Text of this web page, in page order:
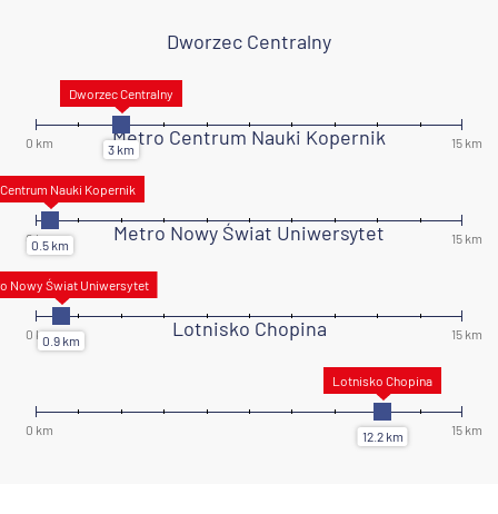
Dworzec Centralny
Metro Centrum Nauki Kopernik
Metro Nowy Świat Uniwersytet
Lotnisko Chopina